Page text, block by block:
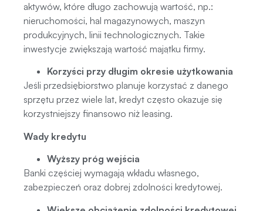
aktywów, które długo zachowują wartość, np.:
nieruchomości, hal magazynowych, maszyn
produkcyjnych, linii technologicznych. Takie
inwestycje zwiększają wartość majątku firmy.
Korzyści przy długim okresie użytkowania
Jeśli przedsiębiorstwo planuje korzystać z danego
sprzętu przez wiele lat, kredyt często okazuje się
korzystniejszy finansowo niż leasing.
Wady kredytu
Wyższy próg wejścia
Banki częściej wymagają wkładu własnego,
zabezpieczeń oraz dobrej zdolności kredytowej.